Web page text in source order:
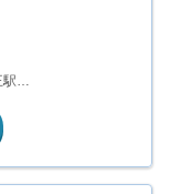
六本木一丁目より徒歩5分（南北線） 溜池山王駅より徒歩10分（銀座線） 六本木駅より徒歩12分（日比谷線）